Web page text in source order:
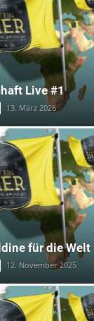
Live #1
13. März 2026
für die Welt
12. November 2025